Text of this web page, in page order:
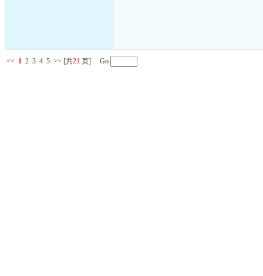
<< 1 2 3 4 5 >> [共21 页] Go